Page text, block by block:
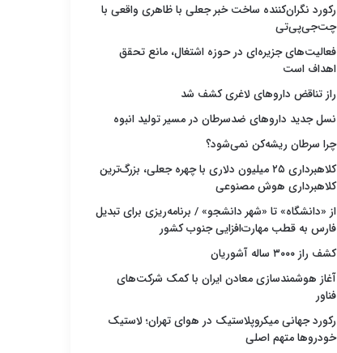
رکورد نگران‌کننده ساخت خبر جعلی با ظاهری واقعی با
چت‌جی‌پی‌تی
فعالیت‌های جزیره‌ای در حوزه اشتغال، مانع تحقق
اهداف است
راز تناقض داروهای لاغری کشف شد
نسل جدید داروهای ضدسرطان در مسیر تولید انبوه
چرا سرطان ریشه‌کن نمی‌شود؟
کلاهبرداری ۲۵ میلیون دلاری با چهره جعلی، بزرگ‌ترین
کلاهبرداری هوش مصنوعی
از «دانشگاه» تا «شهر دانشجو» / برنامه‌ریزی برای تبدیل
فارس به قطب مهارت‌افزایی جنوب کشور
کشف راز ۳۰۰۰ ساله آشوریان
آغاز هوشمندسازی معادن ایران با کمک شرکت‌های
فناور
رکورد جهانی میکروپلاستیک در هوای تهران؛ لاستیک
خودروها متهم اصلی